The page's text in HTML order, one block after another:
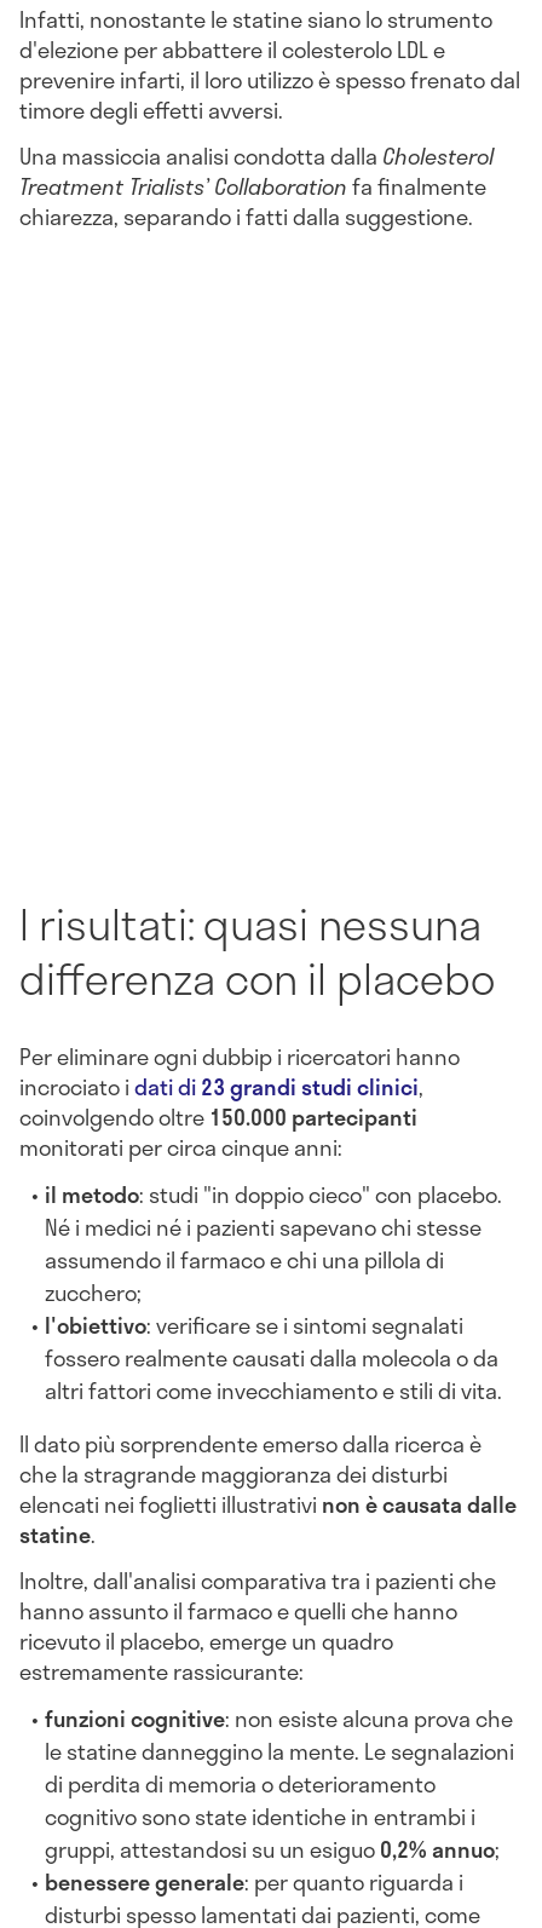
Infatti, nonostante le statine siano lo strumento
d'elezione per abbattere il colesterolo LDL e
prevenire infarti, il loro utilizzo è spesso frenato dal
timore degli effetti avversi.
Una massiccia analisi condotta dalla Cholesterol
Treatment Trialists’ Collaborationfa finalmente
chiarezza, separando i fatti dalla suggestione.
I risultati: quasi nessuna
differenza con il placebo
Per eliminare ogni dubbip i ricercatori hanno
incrociato idati di23 grandi studi clinici,
coinvolgendo oltre 150.000 partecipanti
monitorati per circa cinque anni:
il metodo: studi "in doppio cieco" con placebo.
Né i medici né i pazienti sapevano chi stesse
assumendo il farmaco e chi una pillola di
zucchero;
l'obiettivo: verificare se i sintomi segnalati
fossero realmente causati dalla molecola o da
altri fattori come invecchiamento e stili di vita.
Il dato più sorprendente emerso dalla ricerca è
che la stragrande maggioranza dei disturbi
elencati nei foglietti illustrativi non è causata dalle
statine.
Inoltre, dall'analisi comparativa tra i pazienti che
hanno assunto il farmaco e quelli che hanno
ricevuto il placebo, emerge un quadro
estremamente rassicurante:
funzioni cognitive: non esiste alcuna prova che
le statine danneggino la mente. Le segnalazioni
di perdita di memoria o deterioramento
cognitivo sono state identiche in entrambi i
gruppi, attestandosi su un esiguo0,2% annuo;
benessere generale: per quanto riguarda i
disturbi spesso lamentati dai pazienti, come